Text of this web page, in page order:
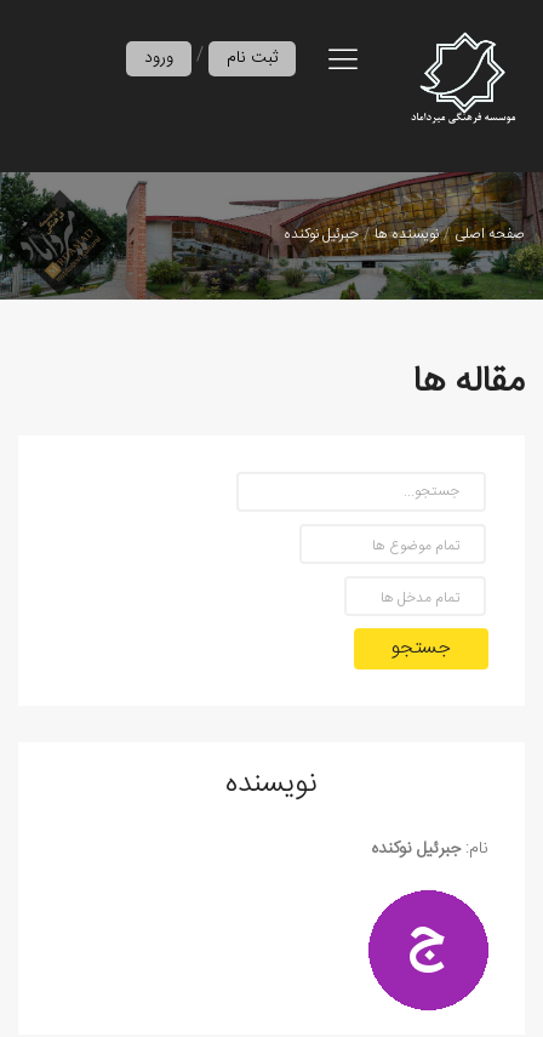
ورود / ثبت نام
صفحه اصلی نویسنده ها جبرئیل نوکنده
مقاله ها
جستجو
نویسنده
نام:جبرئیل نوکنده